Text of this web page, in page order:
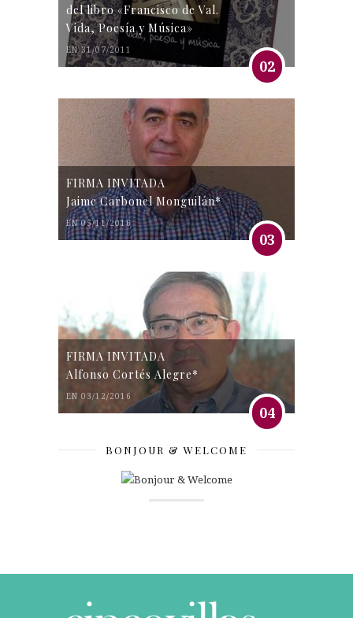
del libro «Francisco de Val.
Vida, Poesía y Música»
EN 31/07/2011
02
FIRMA INVITADA
Jaime Carbonel Monguilán*
EN 05/11/2016
03
FIRMA INVITADA
Alfonso Cortés Alegre*
EN 03/12/2016
04
BONJOUR & WELCOME